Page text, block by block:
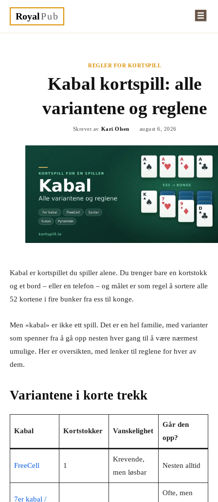
RoyalPub
REGLER FOR KORTSPILL
Kabal kortspill: alle
variantene og reglene
Skrevet av Kari Olsen august 6, 2026
Kabal er kortspillet du spiller alene. Du trenger bare en kortstokk
og et bord – eller en telefon – og målet er som regel å sortere alle
52 kortene i fire bunker fra ess til konge.
Men «kabal» er ikke ett spill. Det er en hel familie, med varianter
som spenner fra å gå opp nesten hver gang til å være nærmest
umulige. Her er oversikten, med lenker til reglene for hver av
dem.
Variantene i korte trekk
Kabal Kortstokker Vanskelighet
Går den
opp?
FreeCell 1
Krevende,
men løsbar
Nesten alltid
7er kabal /
Ofte, men